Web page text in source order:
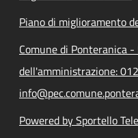
Piano di miglioramento
Comune di Ponteranica
dell'amministrazione:
Powered by Sportello